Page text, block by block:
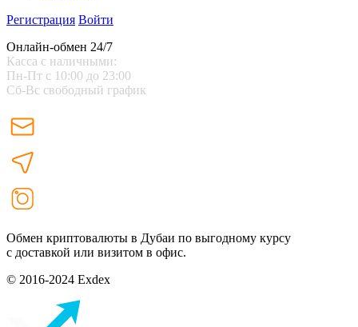
Регистрация Войти
Онлайн-обмен 24/7
Касса с наличными:
Пн-Пт с 10:00 до 23:00
Сб-Вс свободный график
Обмен криптовалюты в Дубаи по выгодному курсу
с доставкой или визитом в офис.
© 2016-2024 Exdex